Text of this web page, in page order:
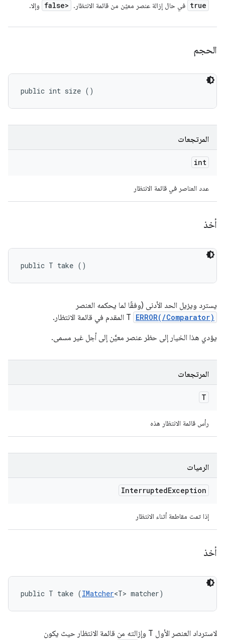
true في حال إزالة عنصر معيّن من قائمة الانتظار. false> وإلا.
الحجم
public int size ()
المرتجعات
int
عدد العناصر في قائمة الانتظار
أخذ
public T take ()
يسترد ويزيل الحد الأدنى (وفقًا لما يحكمه العنصر
ERROR(/Comparator)
يؤدي هذا الخيار إلى حظر عنصر معيَّن إلى أجل غير مسمى.
المرتجعات
T
رأس قائمة الانتظار هذه
الرميات
InterruptedException
إذا تمت مقاطعة أثناء الانتظار
أخذ
public T take (IMatcher<T> matcher)
لاسترداد العنصر الأول T وإزالته من قائمة الانتظار حيث يكون